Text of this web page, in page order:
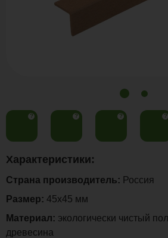
? ? ? ?
Характеристики:
Страна производитель: Россия
Размер: 45х45 мм
Материал: экологически чистый
древесина